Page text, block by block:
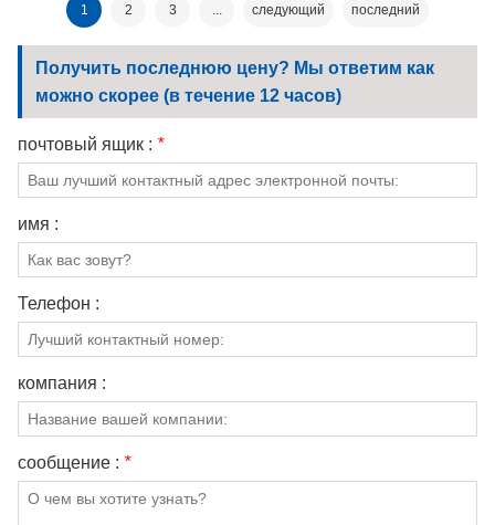
ткань.
1 2 3 следующий последний
Получить последнюю цену? Мы ответим как
можно скорее (в течение 12 часов)
почтовый ящик : *
имя :
Телефон :
компания :
сообщение : *